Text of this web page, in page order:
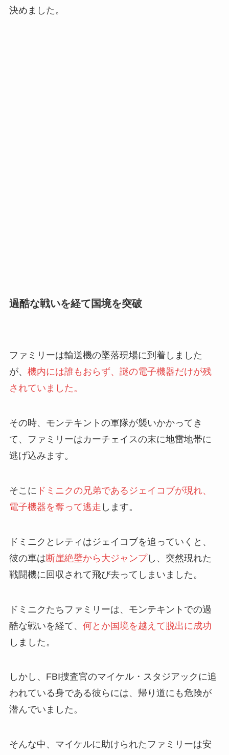
決めました。
過酷な戦いを経て国境を突破
ファミリーは輸送機の墜落現場に到着しました
が、 機内には誰もおらず、謎の電子機器だけが残
されていました。
その時、モンテキントの軍隊が襲いかかってき
て、ファミリーはカーチェイスの末に地雷地帯に
逃げ込みます。
そこに ドミニクの兄弟であるジェイコブが現れ、
電子機器を奪って逃走 します。
ドミニクとレティはジェイコブを追っていくと、
彼の車は断崖絶壁から大ジャンプし、突然現れた
戦闘機に回収されて飛び去ってしまいました。
ドミニクたちファミリーは、モンテキントでの過
酷な戦いを経て、 何とか国境を越えて脱出に成功
しました。
しかし、FBI捜査官のマイケル・スタジアックに追
われている身である彼らには、帰り道にも危険が
潜んでいました。
そんな中、マイケルに助けられたファミリーは安